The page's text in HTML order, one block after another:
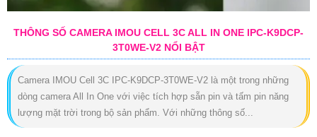
THÔNG SỐ CAMERA IMOU CELL 3C ALL IN ONE IPC-K9DCP-
3T0WE-V2 NỔI BẬT
Camera IMOU Cell 3C IPC-K9DCP-3T0WE-V2 là một trong những
dòng camera All In One với việc tích hợp sẵn pin và tấm pin năng
lượng mặt trời trong bộ sản phẩm. Với những thông số...